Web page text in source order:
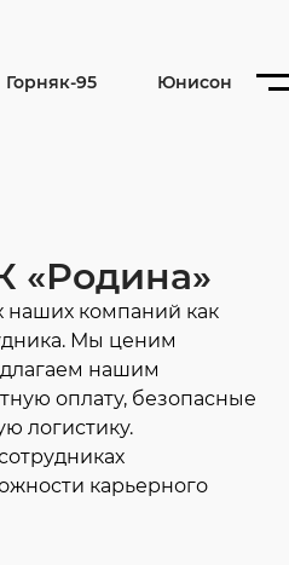
Горняк-95 Юнисон
«Родина»
компаний как
Мы ценим
нашим
оплату, безопасные
логистику.
карьерного